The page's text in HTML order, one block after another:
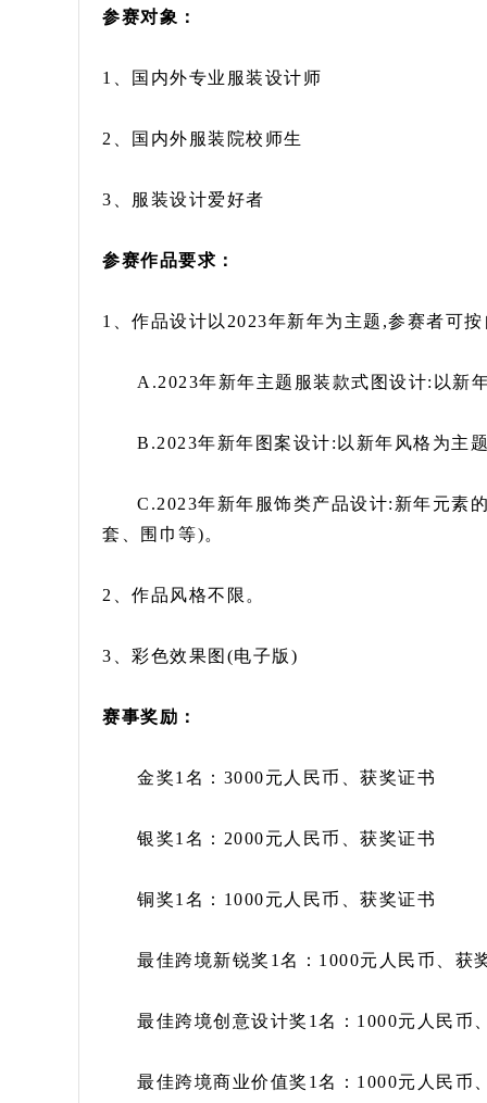
参赛对象：
1、国内外专业服装设计师
2、国内外服装院校师生
3、服装设计爱好者
参赛作品要求：
1、作品设计以2023年新年为主题,参赛者可
A.2023年新年主题服装款式图设计:以新
B.2023年新年图案设计:以新年风格为主
C.2023年新年服饰类产品设计:新年元素
套、围巾等)。
2、作品风格不限。
3、彩色效果图(电子版)
赛事奖励：
金奖1名：3000元人民币、获奖证书
银奖1名：2000元人民币、获奖证书
铜奖1名：1000元人民币、获奖证书
最佳跨境新锐奖1名：1000元人民币、获
最佳跨境创意设计奖1名：1000元人民币
最佳跨境商业价值奖1名：1000元人民币